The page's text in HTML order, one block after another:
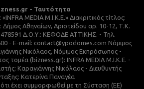
- Ταυτότητα
«INFRA MEDIA M.I.K.E.» Διακριτικός τίτλος:
Δήμος Αθηναίων, Αριστείδου αρ. 10-12, Τ.Κ.
Δ.Ο.Υ.: ΚΕΦΟΔΕ ΑΤΤΙΚΗΣ. - Τηλ.
- E-mail: contact@ypodomes.com Νόμιμος
Νικόλαος, Νόμιμος Εκπρόσωπος -
τομέα (bizness.gr): INFRA MEDIA M.I.K.E. -
Καραγιάννης Νικόλαος - Διευθυντής
Κατερίνα Παναγέα
έχει συμμορφωθεί με τη Σύσταση (ΕΕ)